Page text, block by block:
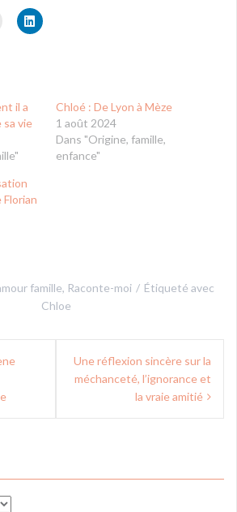
il a
sa vie
Chloé : De Lyon à Mèze
1 août 2024
Dans "Origine, famille,
enfance"
Florian
famille, Raconte-moi
Étiqueté avec
Chloe
Une réflexion sincère sur la
méchanceté, l’ignorance et
la vraie amitié